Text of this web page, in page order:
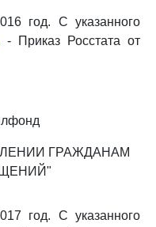
год. С указанного
- Приказ Росстата от
ГРАЖДАНАМ
год. С указанного